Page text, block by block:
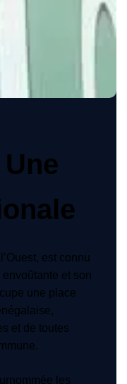
est connu
et son
une place
et de toutes
les